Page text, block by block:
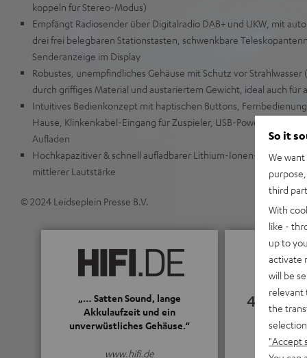
koppeln für Stereo-Modus)
Empfängt Radiosender über Digitalradio DAB+ und UKW, mit
drei frei belegbaren Stationstasten, schwenkbare
Senderanzeige im Display
Robustes, unempfindliches Gehäuse mit Schutz vor
durch griffiges Material und austariertem Gewicht, ideal auch
Intuitives Bedienkonzept mit haptischen Buttons,
Hause, Klinkenkabel-Eingang für Zuspieler, USB-Powerbank-
Aufladen
Hochkapazitiver & schnell aufladbarer Lithium-Ionen-Akku spielt
mittlerer Lautstärke
© 2024 Leidseplein Presse B.V.
„… Satten Sound, lange
Akkulaufzeit und ein
unverwüstliches Gehäuse.“
www.hifi.de
4.85
(4.85 von 5
So it
We
third
With
like -
up to
activate
will be
relevant
the
"Accept